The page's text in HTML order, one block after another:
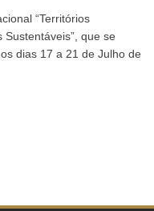
“Territórios
que se
dias 17 a 21 de Julho de